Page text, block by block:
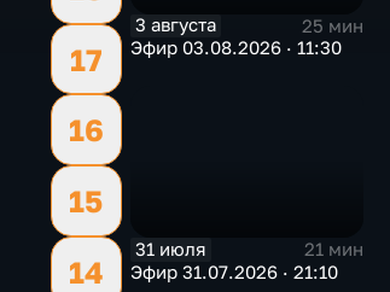
17
16
15
14
3 августа
25 мин
Эфир 03.08.2026 · 11:30
31 июля
21 мин
Эфир 31.07.2026 · 21:10